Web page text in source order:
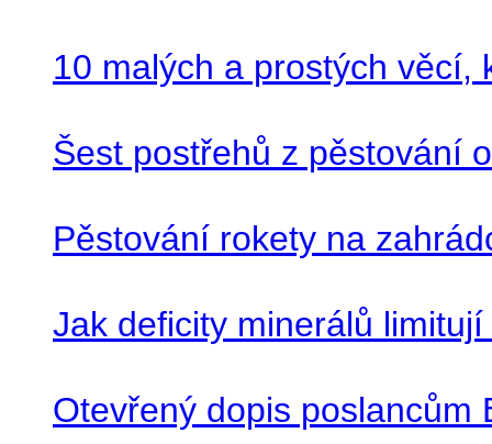
10 malých a prostých věcí,
Šest postřehů z pěstování
Pěstování rokety na
Jak deficity minerálů
Otevřený dopis poslancům